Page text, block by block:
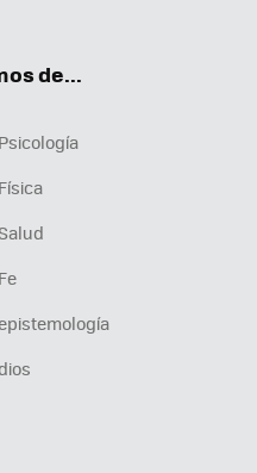
de...
Psicología
Física
Fe
dios